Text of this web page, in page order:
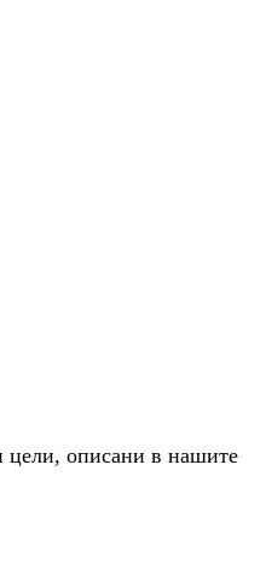
цели, описани в нашите